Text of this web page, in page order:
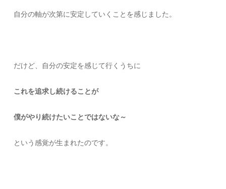
自分の軸が次第に安定していくことを感じました。
だけど、自分の安定を感じて行くうちに
これを追求し続けることが
僕がやり続けたいことではないな～
という感覚が生まれたのです。